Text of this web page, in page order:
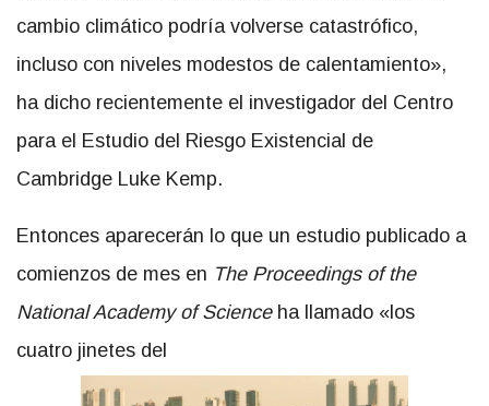
cambio climático podría volverse catastrófico,
incluso con niveles modestos de calentamiento»,
ha dicho recientemente el investigador del Centro
para el Estudio del Riesgo Existencial de
Cambridge Luke Kemp.
Entonces aparecerán lo que un estudio publicado a
comienzos de mes en The Proceedings of the
National Academy of Science ha llamado «los
cuatro jinetes del